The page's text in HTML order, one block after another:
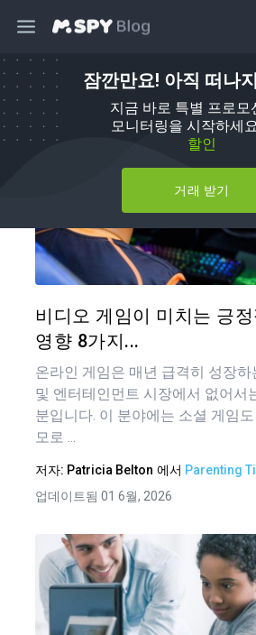
잠깐만요! 아직 떠나
지금 바로 특별 프로모
모니터링을 시작하세
할인
거래 받기
육아 팁
비디오 게임이 미치는 긍
영향 8가지...
온라인 게임은 매년 급격히 성장하
및 엔터테인먼트 시장에서 없어서
분입니다. 이 분야에는 소셜 게임
모로 ...
저자: Patricia Belton 에서 Parenting
업데이트됨 01 6월, 2026